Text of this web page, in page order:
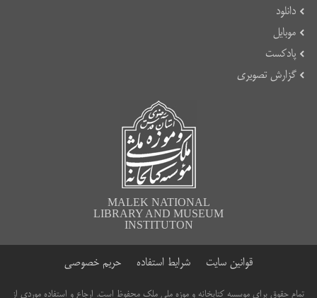
دانلود
موبایل
پادکست
گزارش تصویری
MALEK NATIONAL
LIBRARY AND MUSEUM
INSTITUTON
قوانین سایت شرایط استفاده حریم خصوصی
تمام حقوق برای موسسه کتابخانه و موزه ملی ملک محفوظ است. ارجاع و استفاده موردی از